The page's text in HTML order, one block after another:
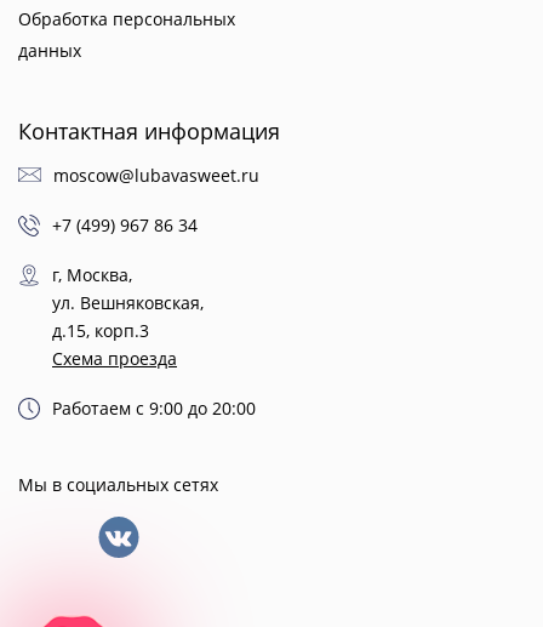
Обработка персональных
данных
Контактная информация
moscow@lubavasweet.ru
+7 (499) 967 86 34
г, Москва,
ул. Вешняковская,
д.15, корп.3
Схема проезда
Работаем с 9:00 до 20:00
Мы в социальных сетях